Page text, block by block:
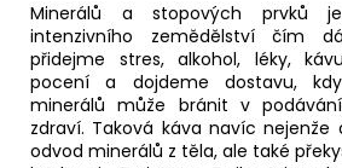
Minerálů a stopových prvků
intenzivního zemědělství čím
přidejme stres, alkohol, léky,
pocení a dojdeme dostavu,
minerálů může bránit v
zdraví. Taková káva navíc nejenže
odvod minerálů z těla, ale také